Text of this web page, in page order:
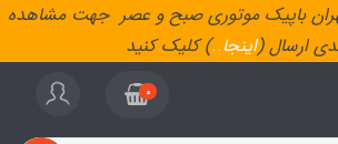
باپیک موتوری صبح و عصر جهت مشاهده
ارسال (اینجا..) کلیک کنید
0